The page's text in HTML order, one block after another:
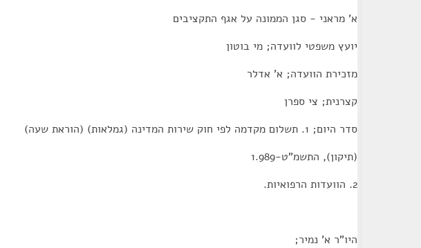
א' מראני - סגן הממונה על אגף התקציבים
יועץ משפטי לוועדה; מי בוטון
מזכירת הוועדה; א' אדלר
קצרנית; צי ספרן
סדר היום; 1. תשלום מקדמה לפי חוק שירות המדינה (גמלאות) (הוראת שעה)
(תיקון), התשמ"ט-1.989
2. הוועדות הרפואיות.
היו"ר א' נמיר;